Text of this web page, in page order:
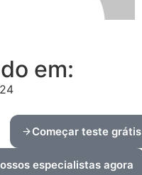
em:
Começar teste grátis
especialistas agora